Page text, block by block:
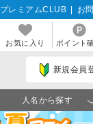
プレミアムCLUB お
お気に入り ポイント
新規会員
人名から探す